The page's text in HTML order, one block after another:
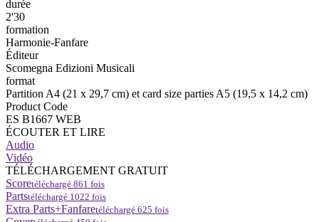
durée
2'30
formation
Harmonie-Fanfare
Éditeur
Scomegna Edizioni Musicali
format
Partition A4 (21 x 29,7 cm) et card size parties A5 (19,5 x 14,2 cm)
Product Code
ES B1667 WEB
ÉCOUTER ET LIRE
Audio
Vidéo
TÉLÉCHARGEMENT GRATUIT
Scoretéléchargé 861 fois
Partstéléchargé 1022 fois
Extra Parts+Fanfaretéléchargé 625 fois